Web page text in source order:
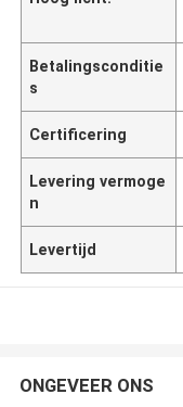
Betalingsconditie
s
Certificering
Levering vermoge
n
Levertijd
ONGEVEER ONS